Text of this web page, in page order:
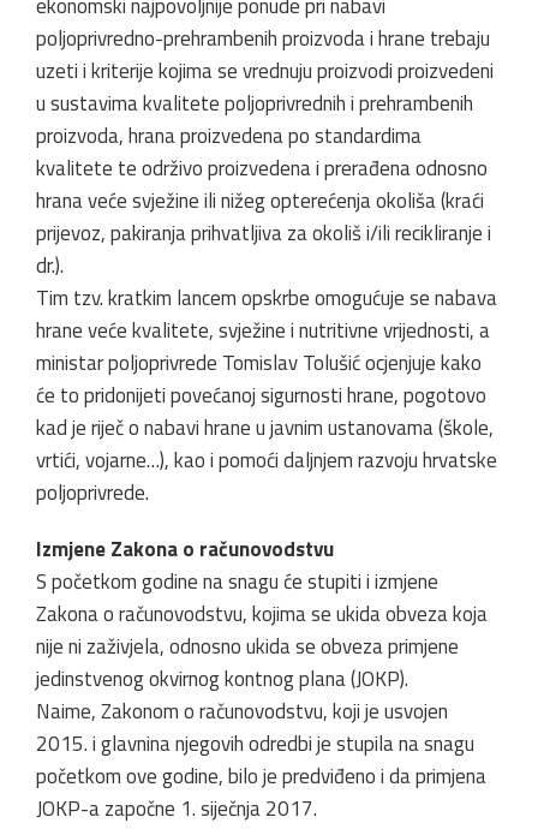
poljoprivredno-prehrambenih proizvoda i hrane trebaju
uzeti i kriterije kojima se vrednuju proizvodi proizvedeni
u sustavima kvalitete poljoprivrednih i prehrambenih
proizvoda, hrana proizvedena po standardima
kvalitete te održivo proizvedena i prerađena odnosno
hrana veće svježine ili nižeg opterećenja okoliša (kraći
prijevoz, pakiranja prihvatljiva za okoliš i/ili recikliranje i
dr.).
Tim tzv. kratkim lancem opskrbe omogućuje se nabava
hrane veće kvalitete, svježine i nutritivne vrijednosti, a
ministar poljoprivrede Tomislav Tolušić ocjenjuje kako
će to pridonijeti povećanoj sigurnosti hrane, pogotovo
kad je riječ o nabavi hrane u javnim ustanovama (škole,
vrtići, vojarne…), kao i pomoći daljnjem razvoju hrvatske
poljoprivrede.
Izmjene Zakona o računovodstvu
S početkom godine na snagu će stupiti i izmjene
Zakona o računovodstvu, kojima se ukida obveza koja
nije ni zaživjela, odnosno ukida se obveza primjene
jedinstvenog okvirnog kontnog plana (JOKP).
Naime, Zakonom o računovodstvu, koji je usvojen
2015. i glavnina njegovih odredbi je stupila na snagu
početkom ove godine, bilo je predviđeno i da primjena
JOKP-a započne 1. siječnja 2017.